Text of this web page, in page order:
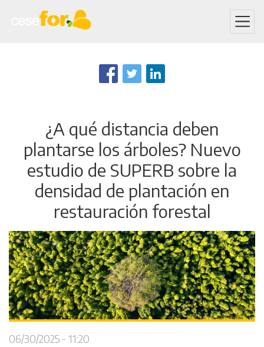
to
main
¿A qué distancia deben
plantarse los árboles? Nuevo
estudio de SUPERB sobre la
densidad de plantación en
restauración forestal
06/30/2025 - 11:20